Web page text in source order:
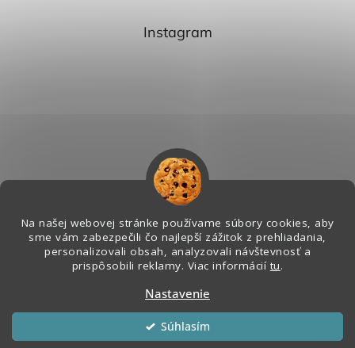
Na našej webovej stránke používame súbory cookies, aby
sme vám zabezpečili čo najlepší zážitok z prehliadania,
personalizovali obsah, analyzovali návštevnosť a
prispôsobili reklamy. Viac informácií tu.
Nastavenie
Súhlasím
Instagram
Sledovať na Instagrame